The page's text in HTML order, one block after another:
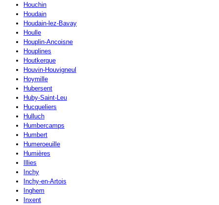
Houchin
Houdain
Houdain-lez-Bavay
Houlle
Houplin-Ancoisne
Houplines
Houtkerque
Houvin-Houvigneul
Hoymille
Hubersent
Huby-Saint-Leu
Hucqueliers
Hulluch
Humbercamps
Humbert
Humeroeuille
Humières
Illies
Inchy
Inchy-en-Artois
Inghem
Inxent